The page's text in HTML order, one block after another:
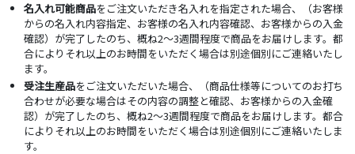
名入れ可能商品をご注文いただき名入れを指定された場合、（お客様
からの名入れ内容指定、お客様の名入れ内容確認、お客様からの入金
確認）が完了したのち、概ね2～3週間程度で商品をお届けします。都
合によりそれ以上のお時間をいただく場合は別途個別にご連絡いたし
ます。
受注生産品をご注文いただいた場合、（商品仕様等についてのお打ち
合わせが必要な場合はその内容の調整と確認、お客様からの入金確
認）が完了したのち、概ね2～3週間程度で商品をお届けします。都合
によりそれ以上のお時間をいただく場合は別途個別にご連絡いたしま
す。